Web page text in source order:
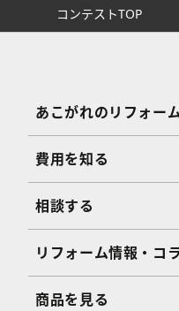
コンテストTOP
あこがれのリフォー
費用を知る
相談する
リフォーム情報・コ
商品を見る